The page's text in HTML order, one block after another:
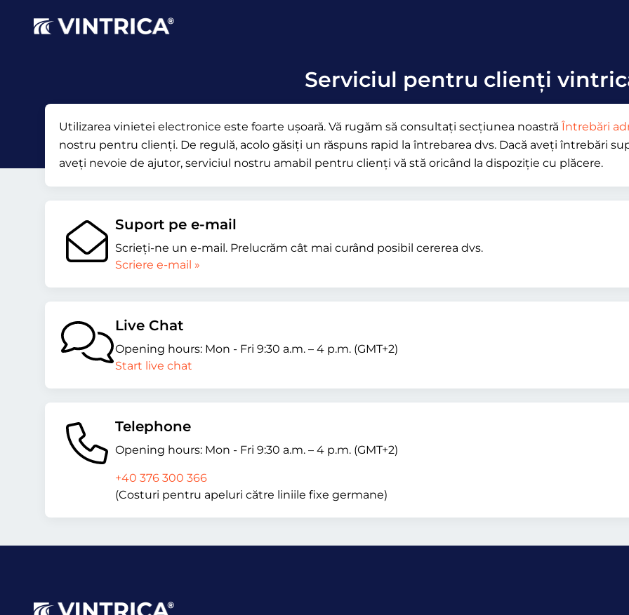
Serviciul pentru clienți
Utilizarea vinietei electronice este foarte ușoară. Vă rugăm să consultați secțiunea noastră Întrebări
nostru pentru clienți. De regulă, acolo găsiți un răspuns rapid la întrebarea dvs. Dacă aveți întrebări
aveți nevoie de ajutor, serviciul nostru amabil pentru clienți vă stă oricând la dispoziție cu plăcere.
Suport pe e-mail
Scrieţi-ne un e-mail. Prelucrăm cât mai curând posibil cererea dvs.
Scriere e-mail »
Live Chat
Opening hours: Mon - Fri 9:30 a.m. – 4 p.m. (GMT+2)
Start live chat
Telephone
Opening hours: Mon - Fri 9:30 a.m. – 4 p.m. (GMT+2)
+40 376 300 366
(Costuri pentru apeluri către liniile fixe germane)